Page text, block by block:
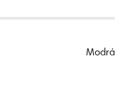
Modrá